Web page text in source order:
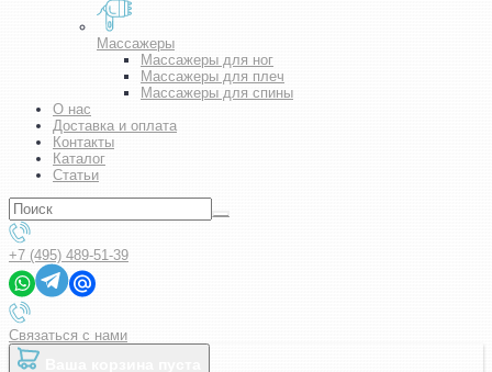
Массажеры
Массажеры для ног
Массажеры для плеч
Массажеры для спины
О нас
Доставка и оплата
Контакты
Каталог
Статьи
+7 (495) 489-51-39
Связаться с нами